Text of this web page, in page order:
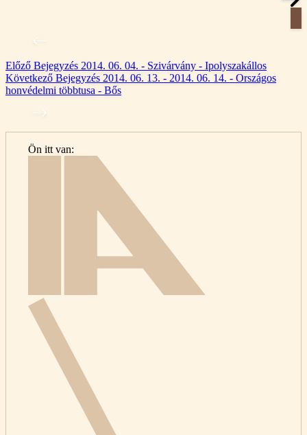
Előző Bejegyzés 2014. 06. 04. - Szivárvány - Ipolyszakállos
Következő Bejegyzés 2014. 06. 13. - 2014. 06. 14. - Országos
honvédelmi többtusa - Bős
Ön itt van: